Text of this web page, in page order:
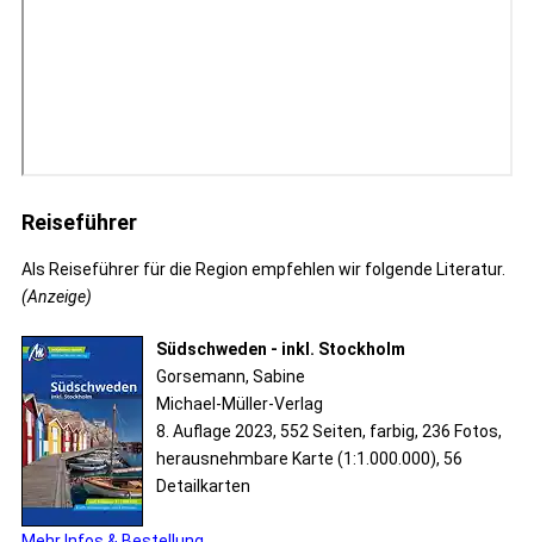
Reiseführer
Als Reiseführer für die Region empfehlen wir folgende Literatur.
(Anzeige)
Südschweden - inkl. Stockholm
Gorsemann, Sabine
Michael-Müller-Verlag
8. Auflage 2023, 552 Seiten, farbig, 236 Fotos,
herausnehmbare Karte (1:1.000.000), 56
Detailkarten